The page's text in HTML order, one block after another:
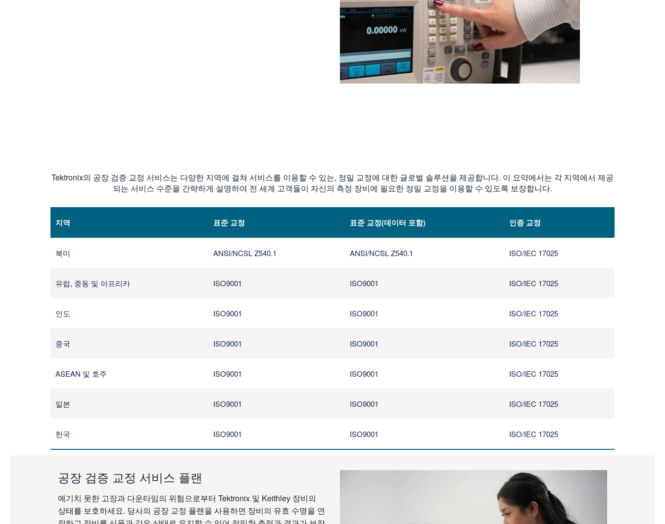
Tektronix의 공장 검증 교정 서비스는 다양한 지역에 걸쳐 서비스를 이용할 수 있는, 정밀 교정에 대한 글로벌 솔루션을 제공합니다. 이 요약에서는 각 지역에서 제공
되는 서비스 수준을 간략하게 설명하여 전 세계 고객들이 자신의 측정 장비에 필요한 정밀 교정을 이용할 수 있도록 보장합니다.
지역 표준 교정 표준 교정(데이터 포함) 인증 교정
북미 ANSI/NCSL Z540.1 ANSI/NCSL Z540.1 ISO/IEC 17025
유럽, 중동 및 아프리카 ISO9001 ISO9001 ISO/IEC 17025
인도 ISO9001 ISO9001 ISO/IEC 17025
중국 ISO9001 ISO9001 ISO/IEC 17025
ASEAN 및 호주 ISO9001 ISO9001 ISO/IEC 17025
일본 ISO9001 ISO9001 ISO/IEC 17025
한국 ISO9001 ISO9001 ISO/IEC 17025
공장 검증 교정 서비스 플랜
예기치 못한 고장과 다운타임의 위험으로부터 Tektronix 및 Keithley 장비의
상태를 보호하세요. 당사의 공장 교정 플랜을 사용하면 장비의 유효 수명을 연